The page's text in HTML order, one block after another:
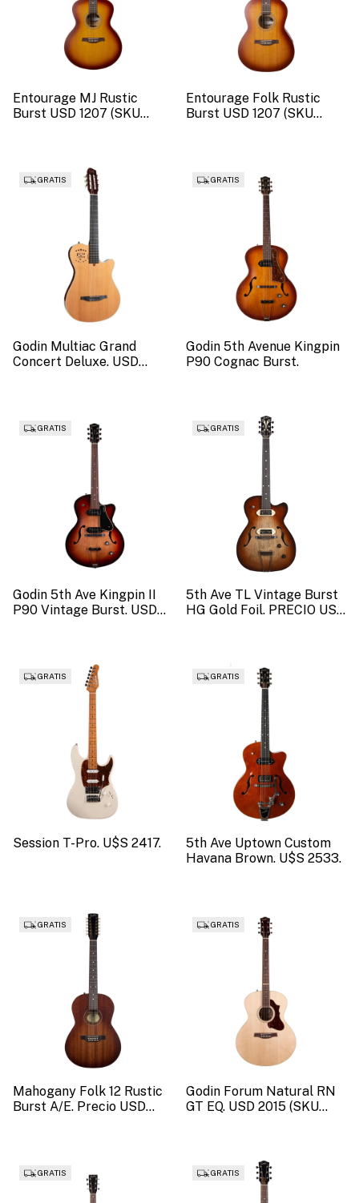
Entourage MJ Rustic
Burst USD 1207 (SKU
Entourage Folk Rustic
Burst USD 1207 (SKU
GRATIS
Godin Multiac Grand
Concert Deluxe. USD
GRATIS
Godin 5th Avenue Kingpin
P90 Cognac Burst.
GRATIS
Godin 5th Ave Kingpin II
P90 Vintage Burst. USD
GRATIS
5th Ave TL Vintage Burst
HG Gold Foil. PRECIO USD
GRATIS
Session T-Pro. U$S 2417.
GRATIS
5th Ave Uptown Custom
Havana Brown. U$S 2533.
GRATIS
Mahogany Folk 12 Rustic
Burst A/E. Precio USD
GRATIS
Godin Forum Natural RN
GT EQ. USD 2015 (SKU
GRATIS GRATIS